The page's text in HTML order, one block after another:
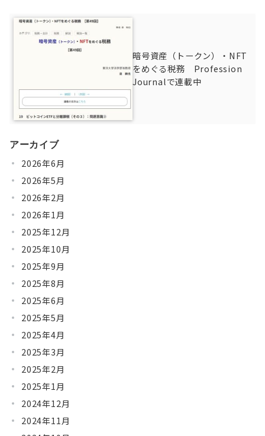
暗号資産（トークン）・NFT
をめぐる税務 Profession
Journalで連載中
アーカイブ
2026年6月
2026年5月
2026年2月
2026年1月
2025年12月
2025年10月
2025年9月
2025年8月
2025年6月
2025年5月
2025年4月
2025年3月
2025年2月
2025年1月
2024年12月
2024年11月